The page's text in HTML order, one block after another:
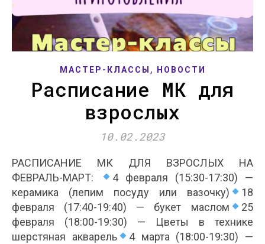
МАСТЕР-КЛАССЫ , НОВОСТИ
Расписание МК для
взрослых
10.02.2023
РАСПИСАНИЕ МК ДЛЯ ВЗРОСЛЫХ НА
ФЕВРАЛЬ-МАРТ:
4 февраля (15:30-17:30) —
керамика (лепим посуду или вазочку)
18
февраля (17:40-19:40) — букет маслом
25
февраля (18:00-19:30) — Цветы в технике
шерстяная акварель
4 марта (18:00-19:30) —